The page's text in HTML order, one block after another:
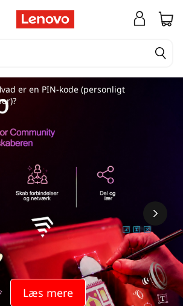
Læs mere
er en PIN-kode (personligt